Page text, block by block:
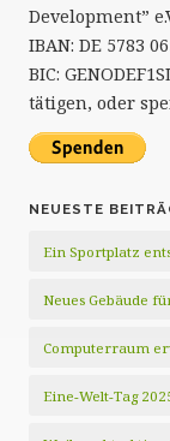
Development”
IBAN: DE 5783
BIC:
tätigen, oder
NEUESTE
Ein Sportplatz
Neues Gebäude
Computerraum
Eine-Welt-Tag